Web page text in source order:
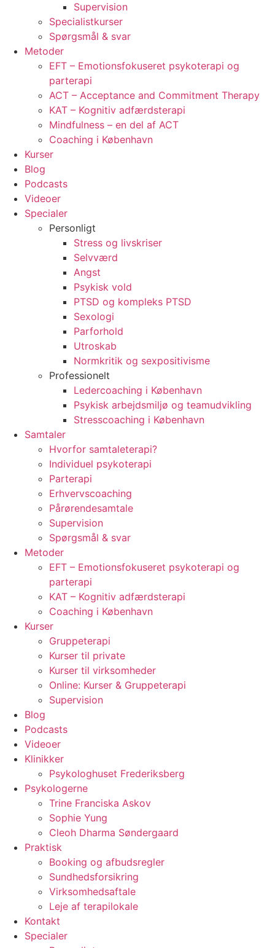
Supervision
Specialistkurser
Spørgsmål & svar
Metoder
EFT – Emotionsfokuseret psykoterapi og
parterapi
ACT – Acceptance and Commitment Therapy
KAT – Kognitiv adfærdsterapi
Mindfulness – en del af ACT
Coaching i København
Kurser
Blog
Podcasts
Videoer
Specialer
Personligt
Stress og livskriser
Selvværd
Angst
Psykisk vold
PTSD og kompleks PTSD
Sexologi
Parforhold
Utroskab
Normkritik og sexpositivisme
Professionelt
Ledercoaching i København
Psykisk arbejdsmiljø og teamudvikling
Stresscoaching i København
Samtaler
Hvorfor samtaleterapi?
Individuel psykoterapi
Parterapi
Erhvervscoaching
Pårørendesamtale
Supervision
Spørgsmål & svar
Metoder
EFT – Emotionsfokuseret psykoterapi og
parterapi
KAT – Kognitiv adfærdsterapi
Coaching i København
Kurser
Gruppeterapi
Kurser til private
Kurser til virksomheder
Online: Kurser & Gruppeterapi
Supervision
Blog
Podcasts
Videoer
Klinikker
Psykologhuset Frederiksberg
Psykologerne
Trine Franciska Askov
Sophie Yung
Cleoh Dharma Søndergaard
Praktisk
Booking og afbudsregler
Sundhedsforsikring
Virksomhedsaftale
Leje af terapilokale
Kontakt
Specialer